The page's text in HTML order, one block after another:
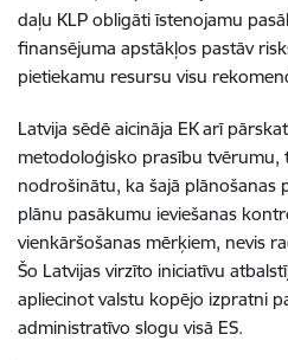
daļu KLP obligāti īstenojamu
finansējuma apstākļos pastāv
pietiekamu resursu visu
Latvija sēdē aicināja EK arī
metodoloģisko prasību tvērumu,
nodrošinātu, ka šajā plānošanas
plānu pasākumu ieviešanas
vienkāršošanas mērķiem, nevis
Šo Latvijas virzīto iniciatīvu
apliecinot valstu kopējo izpratni
administratīvo slogu visā ES.